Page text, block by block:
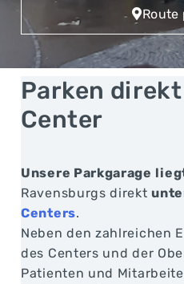
Route
Parken
Center
Unsere Parkgarage
Ravensburgs direkt
Centers.
Neben den zahlreichen
des Centers und der
Patienten und